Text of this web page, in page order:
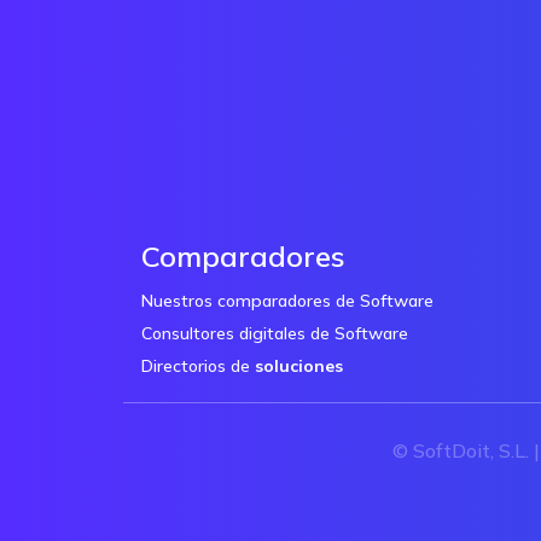
Comparadores
Nuestros comparadores de Software
Consultores digitales de Software
Directorios de soluciones
© SoftDoit, S.L.